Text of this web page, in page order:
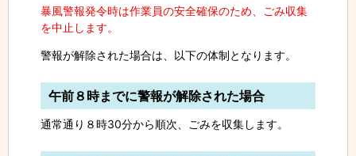
暴風警報発令時は作業員の安全確保のため、ごみ収集
を中止します。
警報が解除された場合は、以下の体制となります。
午前８時までに警報が解除された場合
通常通り８時30分から順次、ごみを収集します。